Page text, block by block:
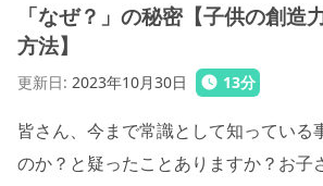
「なぜ？」の秘密【子供の創造
方法】
更新日: 2023年10月30日 13分
皆さん、今まで常識として知っている
のか？と疑ったことありますか？お子